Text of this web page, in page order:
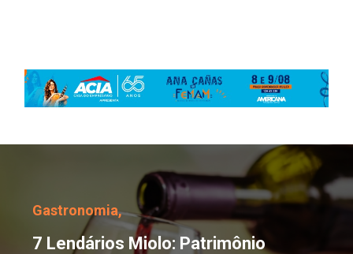
7 Lendários Miolo:
Gastronomia,
7 Lendários Miolo: Patrimônio